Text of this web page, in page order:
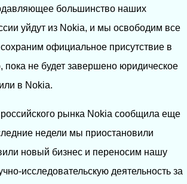
большинство наших
уйдут из Nokia, и мы освободим все
официальное присутствие в
пока не будет завершено юридическое
в Nokia.
рынка Nokia сообщила еще
недели мы приостановили
новый бизнес и переносим нашу
исследовательскую деятельность за